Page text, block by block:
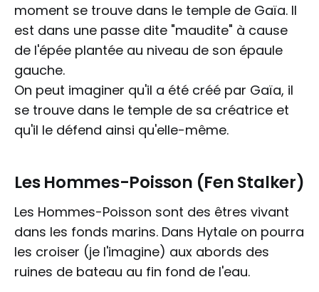
moment se trouve dans le temple de Gaïa. Il
est dans une passe dite "maudite" à cause
de l'épée plantée au niveau de son épaule
gauche.
On peut imaginer qu'il a été créé par Gaïa, il
se trouve dans le temple de sa créatrice et
qu'il le défend ainsi qu'elle-même.
Les Hommes-Poisson (Fen Stalker)
Les Hommes-Poisson sont des êtres vivant
dans les fonds marins. Dans Hytale on pourra
les croiser (je l'imagine) aux abords des
ruines de bateau au fin fond de l'eau.